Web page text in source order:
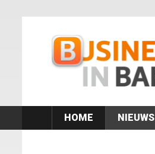
HOME NIEUWS